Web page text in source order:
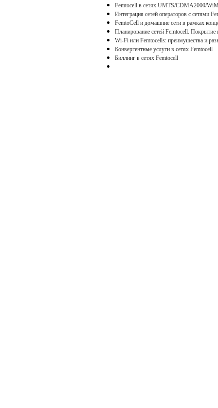
Femtocell в сетях UMTS/CDMA2000/
Интеграция сетей операторов с сетями
FemtoCell и домашние сети в рамках
Планирование сетей Femtocell.
Wi-Fi или Femtocells: преимущества и
Конвергентные услуги в сетях Femtocell
Биллинг в сетях Femtocell